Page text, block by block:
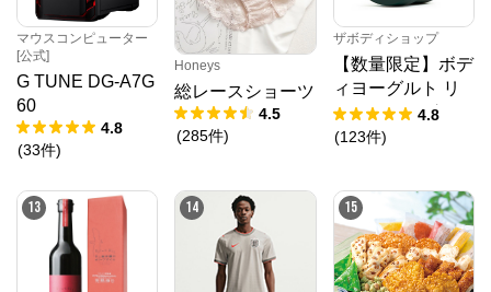
マウスコンピューター
[公式]
G TUNE DG-A7G
60
4.8
(33件)
Honeys
総レースショーツ
4.5
(285件)
ザボディショップ
【数量限定】ボデ
ィヨーグルト リ
フレッシング PF
4.8
(123件)
13 14 15